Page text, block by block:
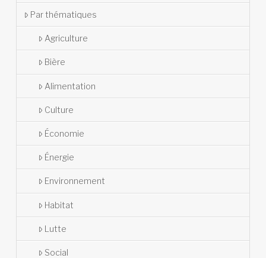
Par thématiques
Agriculture
Bière
Alimentation
Culture
Économie
Énergie
Environnement
Habitat
Lutte
Social